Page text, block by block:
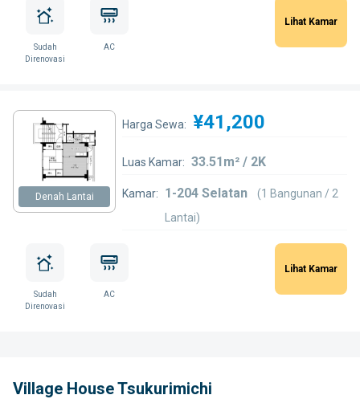
Sudah
Direnovasi
AC
Lihat Kamar
Denah Lantai
Harga Sewa: ¥41,200
Luas Kamar: 33.51m² / 2K
Kamar: 1-204 Selatan
(1 Bangunan / 2
Lantai)
Sudah
Direnovasi
AC
Lihat Kamar
Village House Tsukurimichi